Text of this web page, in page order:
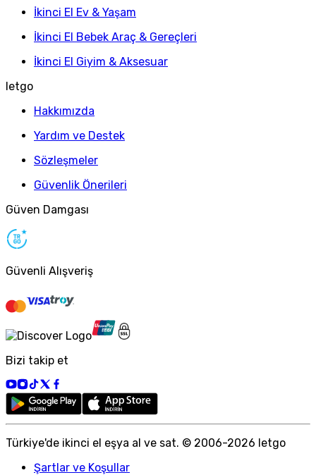
İkinci El Ev & Yaşam
İkinci El Bebek Araç & Gereçleri
İkinci El Giyim & Aksesuar
letgo
Hakkımızda
Yardım ve Destek
Sözleşmeler
Güvenlik Önerileri
Güven Damgası
Güvenli Alışveriş
Bizi takip et
Türkiye'de ikinci el eşya al ve sat. © 2006-2026 letgo
Şartlar ve Koşullar